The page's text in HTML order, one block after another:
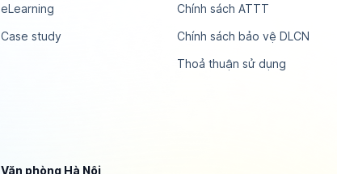
eLearning
Case study
Chính sách ATTT
Chính sách bảo vệ DLCN
Thoả thuận sử dụng
Văn phòng Hà Nội